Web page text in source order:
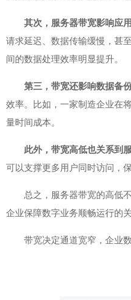
其次，服务器带宽影响应
请求延迟、数据传输缓慢，甚
间的数据处理效率明显提升。
第三，带宽还影响数据备
效率。比如，一家制造企业在
量时间成本。
此外，带宽高低也关系到
可以支撑更多用户同时访问，
总之，服务器带宽的高低
企业保障数字业务顺畅运行的
带宽决定通道宽窄，企业